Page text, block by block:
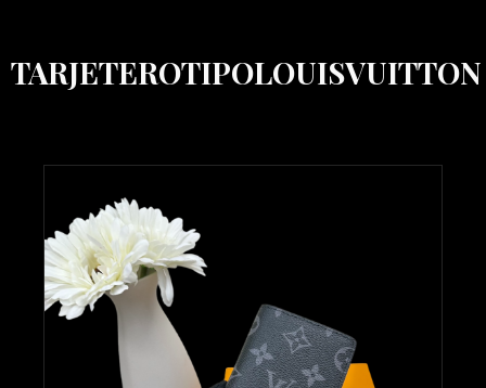
TARJETEROTIPOLOUISVUITTON